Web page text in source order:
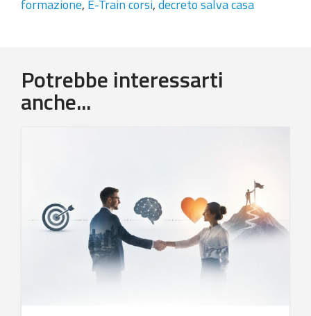
formazione, E-Train corsi,decreto salva casa
Potrebbe interessarti
anche...